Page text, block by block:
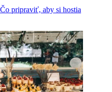
pripraviť, aby si hostia